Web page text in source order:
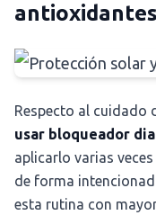
antioxidantes
Respecto al cuidado
usar bloqueador
aplicarlo varias
de forma
esta rutina con